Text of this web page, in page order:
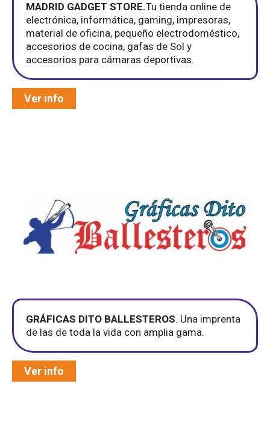
MADRID GADGET STORE.Tu tienda online de
electrónica, informática, gaming, impresoras,
material de oficina, pequeño electrodoméstico,
accesorios de cocina, gafas de Sol y
accesorios para cámaras deportivas.
Ver info
GRÁFICAS DITO BALLESTEROS. Una imprenta
de las de toda la vida con amplia gama.
Ver info